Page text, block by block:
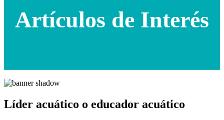
Artículos de Interés
Líder acuático o educador acuático